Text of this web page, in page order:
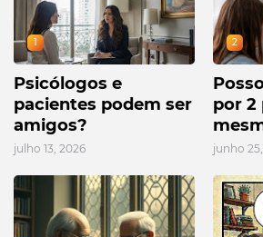
1
Psicólogos e
pacientes podem ser
amigos?
julho 13, 2026
2
por 2
junho